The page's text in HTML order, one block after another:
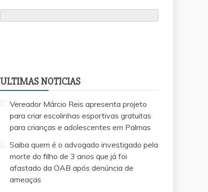
ULTIMAS NOTICIAS
Vereador Márcio Reis apresenta projeto
para criar escolinhas esportivas gratuitas
para crianças e adolescentes em Palmas
Saiba quem é o advogado investigado pela
morte do filho de 3 anos que já foi
afastado da OAB após denúncia de
ameaças